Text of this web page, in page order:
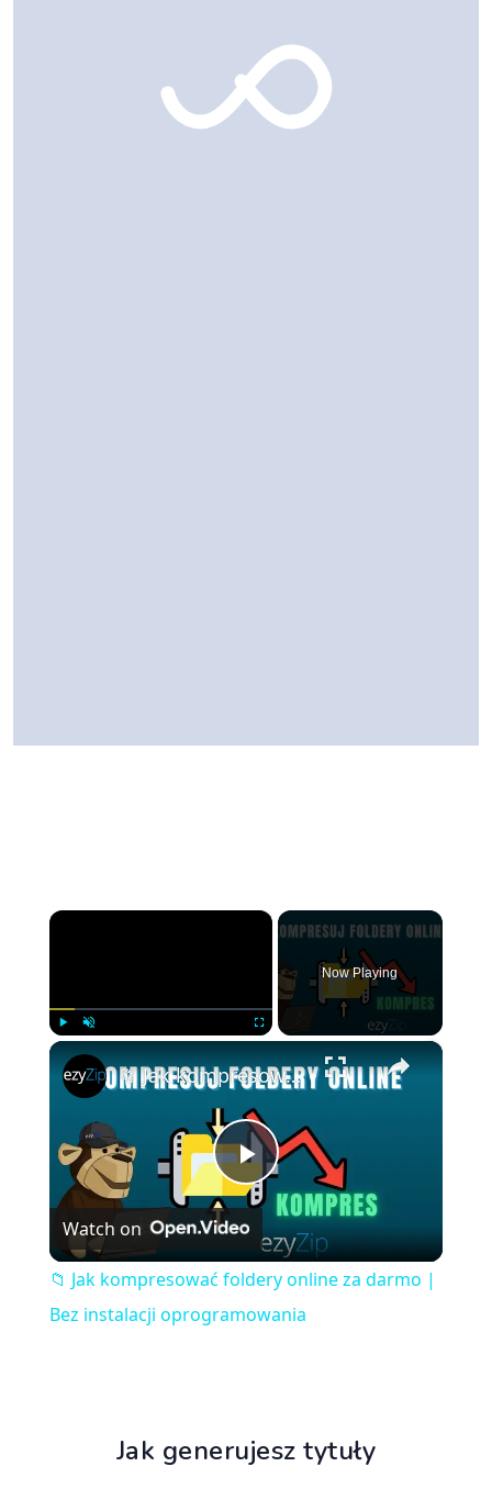
×
Now Playing
×
Play
Video
📁 Jak kompresować foldery online za darmo | Bez instalacji oprogramowania
Watch on
📁 Jak kompresować foldery online za darmo |
Bez instalacji oprogramowania
Jak generujesz tytuły